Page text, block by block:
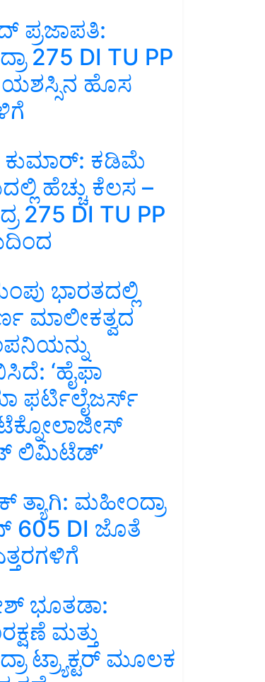
ಪ್ರಜಾಪತಿ:
275 DI TU PP
ಹೊಸ
ಕಡಿಮೆ
ಹೆಚ್ಚು ಕೆಲಸ –
275 DI TU PP
ಭಾರತದಲ್ಲಿ
ಮಾಲೀಕತ್ವದ
‘ಹೈಫಾ
ಫರ್ಟಿಲೈಜರ್ಸ್
ಲಿಮಿಟೆಡ್’
ತ್ಯಾಗಿ: ಮಹೀಂದ್ರಾ
605 DI ಜೊತೆ
ಭೂತಡಾ:
ಮತ್ತು
ಟ್ರ್ಯಾಕ್ಟರ್ ಮೂಲಕ